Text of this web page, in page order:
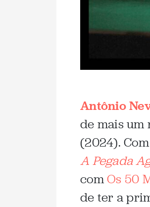
Antônio
de mais
(2024).
A Pegada
comOs 50
de ter a